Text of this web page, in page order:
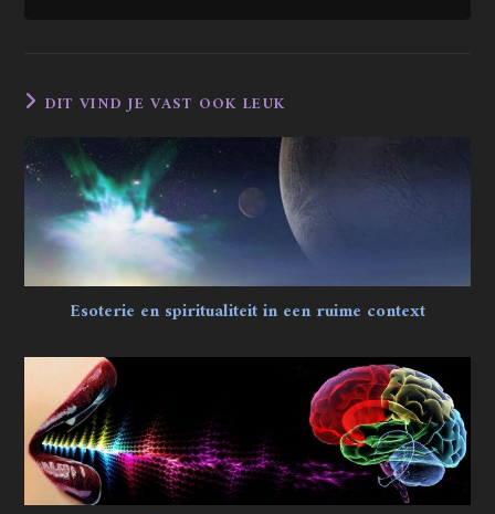
DIT VIND JE VAST OOK LEUK
Esoterie en spiritualiteit in een ruime context